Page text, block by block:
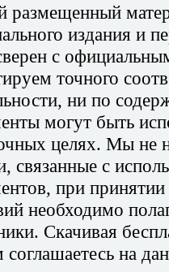
издания и
с
точного
ни по
могут быть
целях. Мы не
связанные с
при
необходимо
Скачивая
на